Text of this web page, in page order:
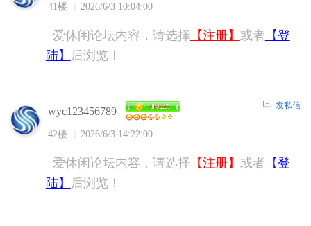
41楼 2026/6/3 10:04:00
爱休闲论坛内容，请选择 【注册】 或者 【登
陆】
后浏览！
wyc123456789
42楼 2026/6/3 14:22:00
发私信
爱休闲论坛内容，请选择 【注册】 或者 【登
陆】
后浏览！